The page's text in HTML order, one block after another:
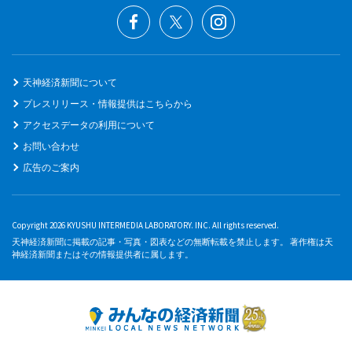
天神経済新聞について
プレスリリース・情報提供はこちらから
アクセスデータの利用について
お問い合わせ
広告のご案内
Copyright 2026 KYUSHU INTERMEDIA LABORATORY. INC. All rights reserved.
天神経済新聞に掲載の記事・写真・図表などの無断転載を禁止します。 著作権は天
神経済新聞またはその情報提供者に属します。